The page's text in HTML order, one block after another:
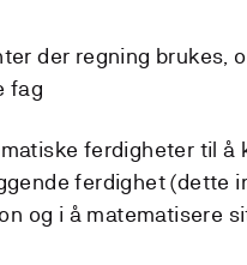
der regning brukes,
fag
ferdigheter til
ferdighet (dette
og i å matematisere